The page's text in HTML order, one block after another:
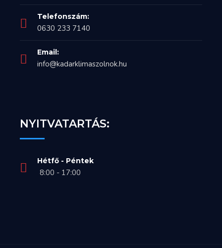
Telefonszám:
0630 233 7140
Email:
info@kadarklimaszolnok.hu
NYITVATARTÁS:
Hétfő - Péntek
8:00 - 17:00